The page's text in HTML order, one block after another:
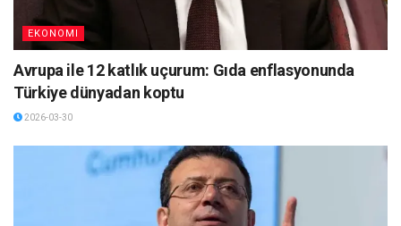
EKONOMI
Avrupa ile 12 katlık uçurum: Gıda enflasyonunda
Türkiye dünyadan koptu
2026-03-30